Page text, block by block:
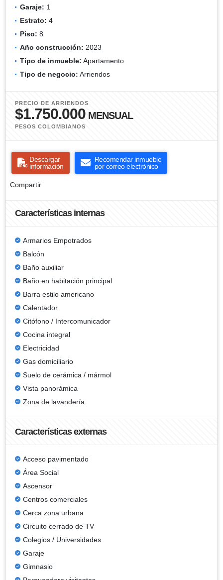
Garaje: 1
Estrato: 4
Piso: 8
Año construcción: 2023
Tipo de inmueble: Apartamento
Tipo de negocio: Arriendos
PRECIO DE ARRIENDOS
$1.750.000 MENSUAL
PESOS COLOMBIANOS
Descargar
información
Recomendar inmueble
por correo electrónico
Compartir
Características internas
Armarios Empotrados
Balcón
Baño auxiliar
Baño en habitación principal
Barra estilo americano
Calentador
Citófono / Intercomunicador
Cocina integral
Electricidad
Gas domiciliario
Suelo de cerámica / mármol
Vista panorámica
Zona de lavandería
Características externas
Acceso pavimentado
Área Social
Ascensor
Centros comerciales
Cerca zona urbana
Circuito cerrado de TV
Colegios / Universidades
Garaje
Gimnasio